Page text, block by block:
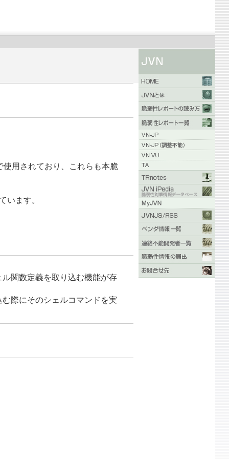
使用されており、これらも本脆
います。
関数定義を取り込む機能が存
際にそのシェルコマンドを実